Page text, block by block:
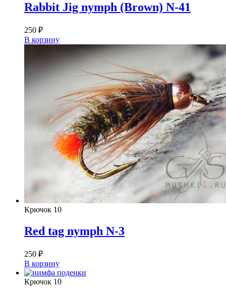
Rabbit Jig nymph (Brown) N-41
250 ₽
В корзину
Крючок 10
Red tag nymph N-3
250 ₽
В корзину
Крючок 10